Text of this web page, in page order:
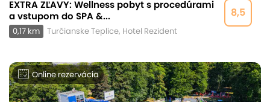
8,5
EXTRA ZĽAVY: Wellness pobyt s procedúrami
a vstupom do SPA &...
0,17 km Turčianske Teplice, Hotel Rezident
Online rezervácia